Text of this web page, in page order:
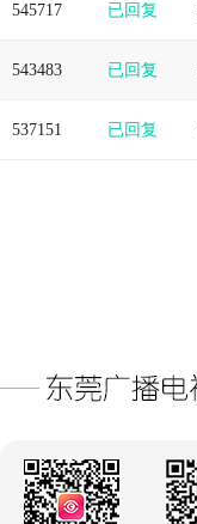
545717 已回复
543483 已回复
537151 已回复